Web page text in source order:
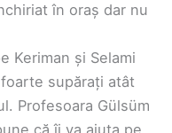
în oraș dar nu
Keriman și Selami
supărați atât
Profesoara Gülsüm